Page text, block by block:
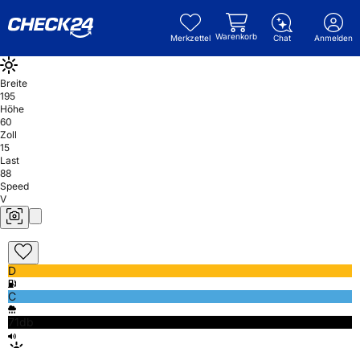
Merkzettel Warenkorb Chat Anmelden
Breite
195
Höhe
60
Zoll
15
Last
88
Speed
V
D
C
71db